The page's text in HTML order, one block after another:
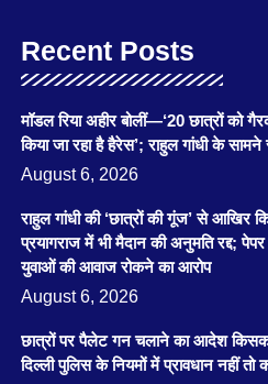
Recent Posts
मॉडल रिया अहीर बोलीं—‘20 छात्रों को
किया जा रहा है हैरेस’; राहुल गांधी के सामने
August 6, 2026
राहुल गांधी की ‘छात्रों की गूंज’ से आखिर
प्रयागराज में भी मैदान की अनुमति रद्द;
युवाओं की आवाज रोकने का आरोप
August 6, 2026
छात्रों पर पैलेट गन चलाने का आदेश
दिल्ली पुलिस के नियमों में प्रावधान नहीं तो